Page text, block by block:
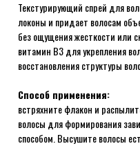
Текстурирующий спрей для
локоны и придает волосам
без ощущения жесткости или
витамин В3 для укрепления
восстановления структуры
Способ применения:
встряхните флакон и
волосы для формирования
способом. Высушите волосы